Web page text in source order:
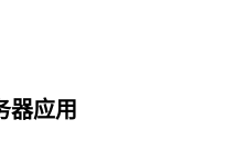
器应用